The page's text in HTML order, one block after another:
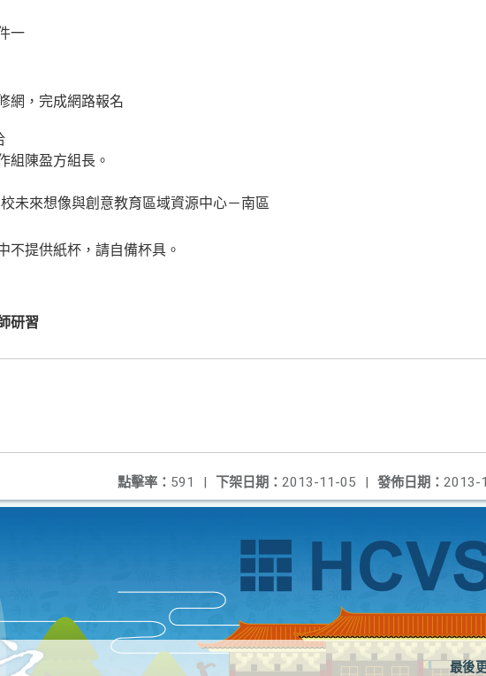
一
網，完成網路報名
組陳盈方組長。
未來想像與創意教育區域資源中心－南區
不提供紙杯，請自備杯具。
研習
發佈日期： 2013-
下架日期： 2013-11-05 |
點擊率： 591 |
最後